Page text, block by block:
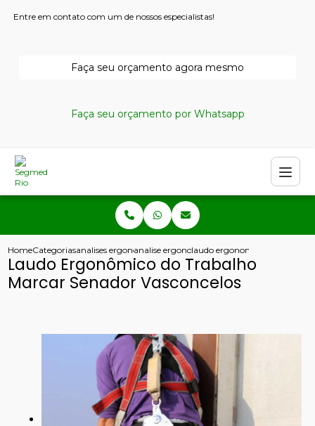
Entre em contato com um de nossos especialistas!
Faça seu orçamento agora mesmo
Faça seu orçamento por Whatsapp
HomeCategoriasanalises ergonomicasanalise ergonomica do trabalho nr17
laudo ergonomico do
Laudo Ergonômico do Trabalho
Marcar Senador Vasconcelos